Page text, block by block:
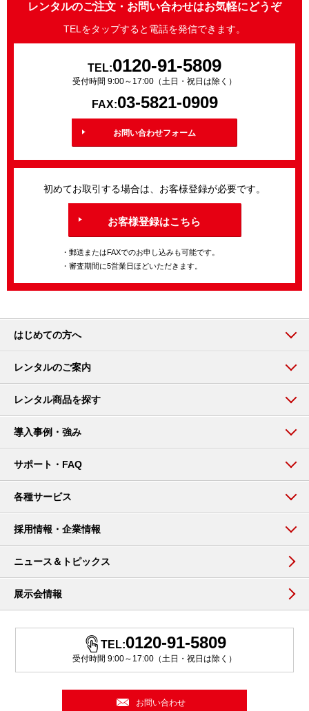
レンタルのご注文・お問い合わせはお気軽にどうぞ
TELをタップすると電話を発信できます。
TEL:0120-91-5809
受付時間 9:00～17:00（土日・祝日は除く）
FAX:03-5821-0909
お問い合わせフォーム
初めてお取引する場合は、お客様登録が必要です。
お客様登録はこちら
・郵送またはFAXでのお申し込みも可能です。
・審査期間に5営業日ほどいただきます。
はじめての方へ
レンタルのご案内
レンタル商品を探す
導入事例・強み
サポート・FAQ
各種サービス
採用情報・企業情報
ニュース＆トピックス
展示会情報
TEL:0120-91-5809
受付時間 9:00～17:00（土日・祝日は除く）
お問い合わせ